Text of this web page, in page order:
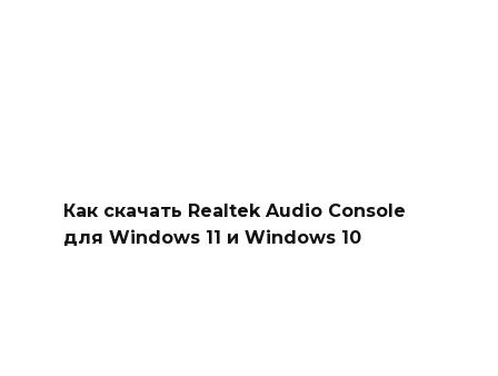
Как скачать Realtek Audio Console
для Windows 11 и Windows 10